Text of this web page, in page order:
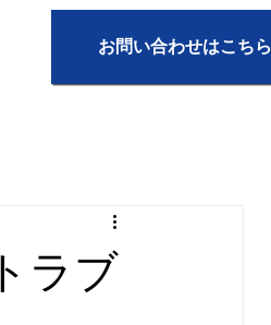
お問い合わせはこちら
ラブ